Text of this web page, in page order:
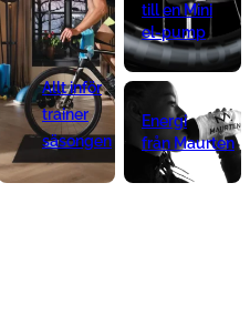
Allt inför
trainer
säsongen
till en Mini
el-pump
Energi
från Maurten